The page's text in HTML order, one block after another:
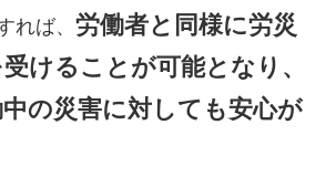
れば、 労働者と同様に労災
けることが可能となり、
の災害に対しても安心が